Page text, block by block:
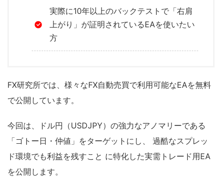
実際に10年以上のバックテストで「右肩
上がり」が証明されているEAを使いたい
方
FX研究所では、様々なFX自動売買で利用可能なEAを無料
で公開しています。
今回は、ドル円（USDJPY）の強力なアノマリーである
「ゴトー日・仲値」をターゲットにし、 過酷なスプレッ
ド環境でも利益を残すこと に特化した実需トレード用EA
を公開します。